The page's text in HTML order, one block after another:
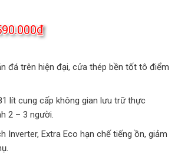
₫Giá
hiện
là:
4.590.000₫.
đá trên hiện đại, cửa thép bền tốt tô điểm
lít cung cấp không gian lưu trữ thực
2 – 3 người.
Inverter, Extra Eco hạn chế tiếng ồn, giảm